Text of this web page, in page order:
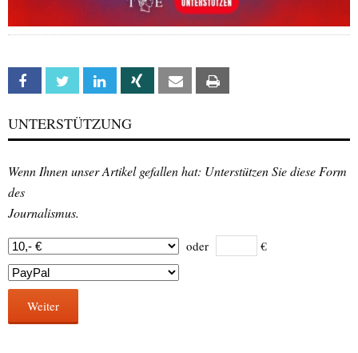
Facebook Twitter Linkedin Xing Email
UNTERSTÜTZUNG
Wenn Ihnen unser Artikel gefallen hat: Unterstützen Sie diese Form
des
Journalismus.
oder €
Weiter